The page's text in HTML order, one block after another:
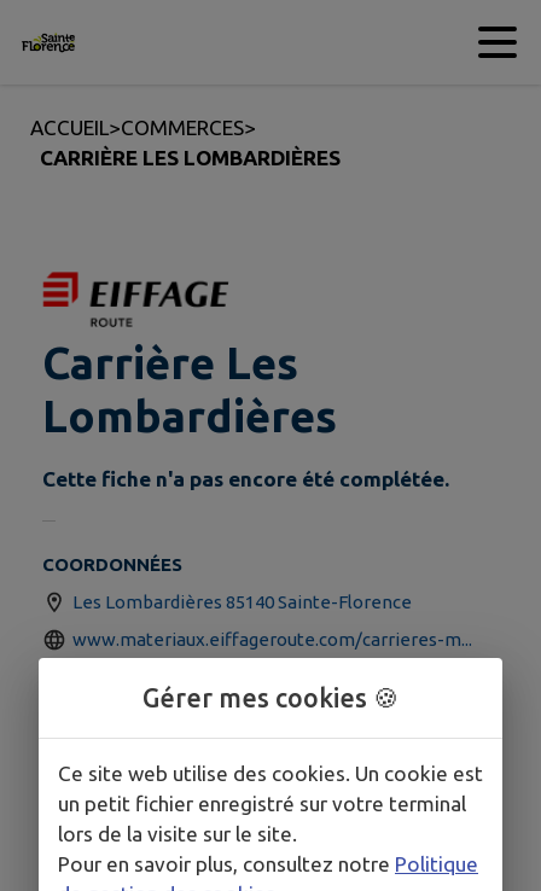
Contenu
ACCUEIL>COMMERCES>
CARRIÈRE LES LOMBARDIÈRES
Carrière Les
Lombardières
Cette fiche n'a pas encore été complétée.
COORDONNÉES
Les Lombardières 85140 Sainte-Florence
www.materiaux.eiffageroute.com/carrieres-m...
Gérer mes cookies 🍪
Ce site web utilise des cookies. Un cookie est
un petit fichier enregistré sur votre terminal
lors de la visite sur le site.
Pour en savoir plus, consultez notre Politique